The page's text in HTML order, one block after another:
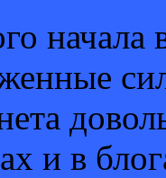
начала
и в